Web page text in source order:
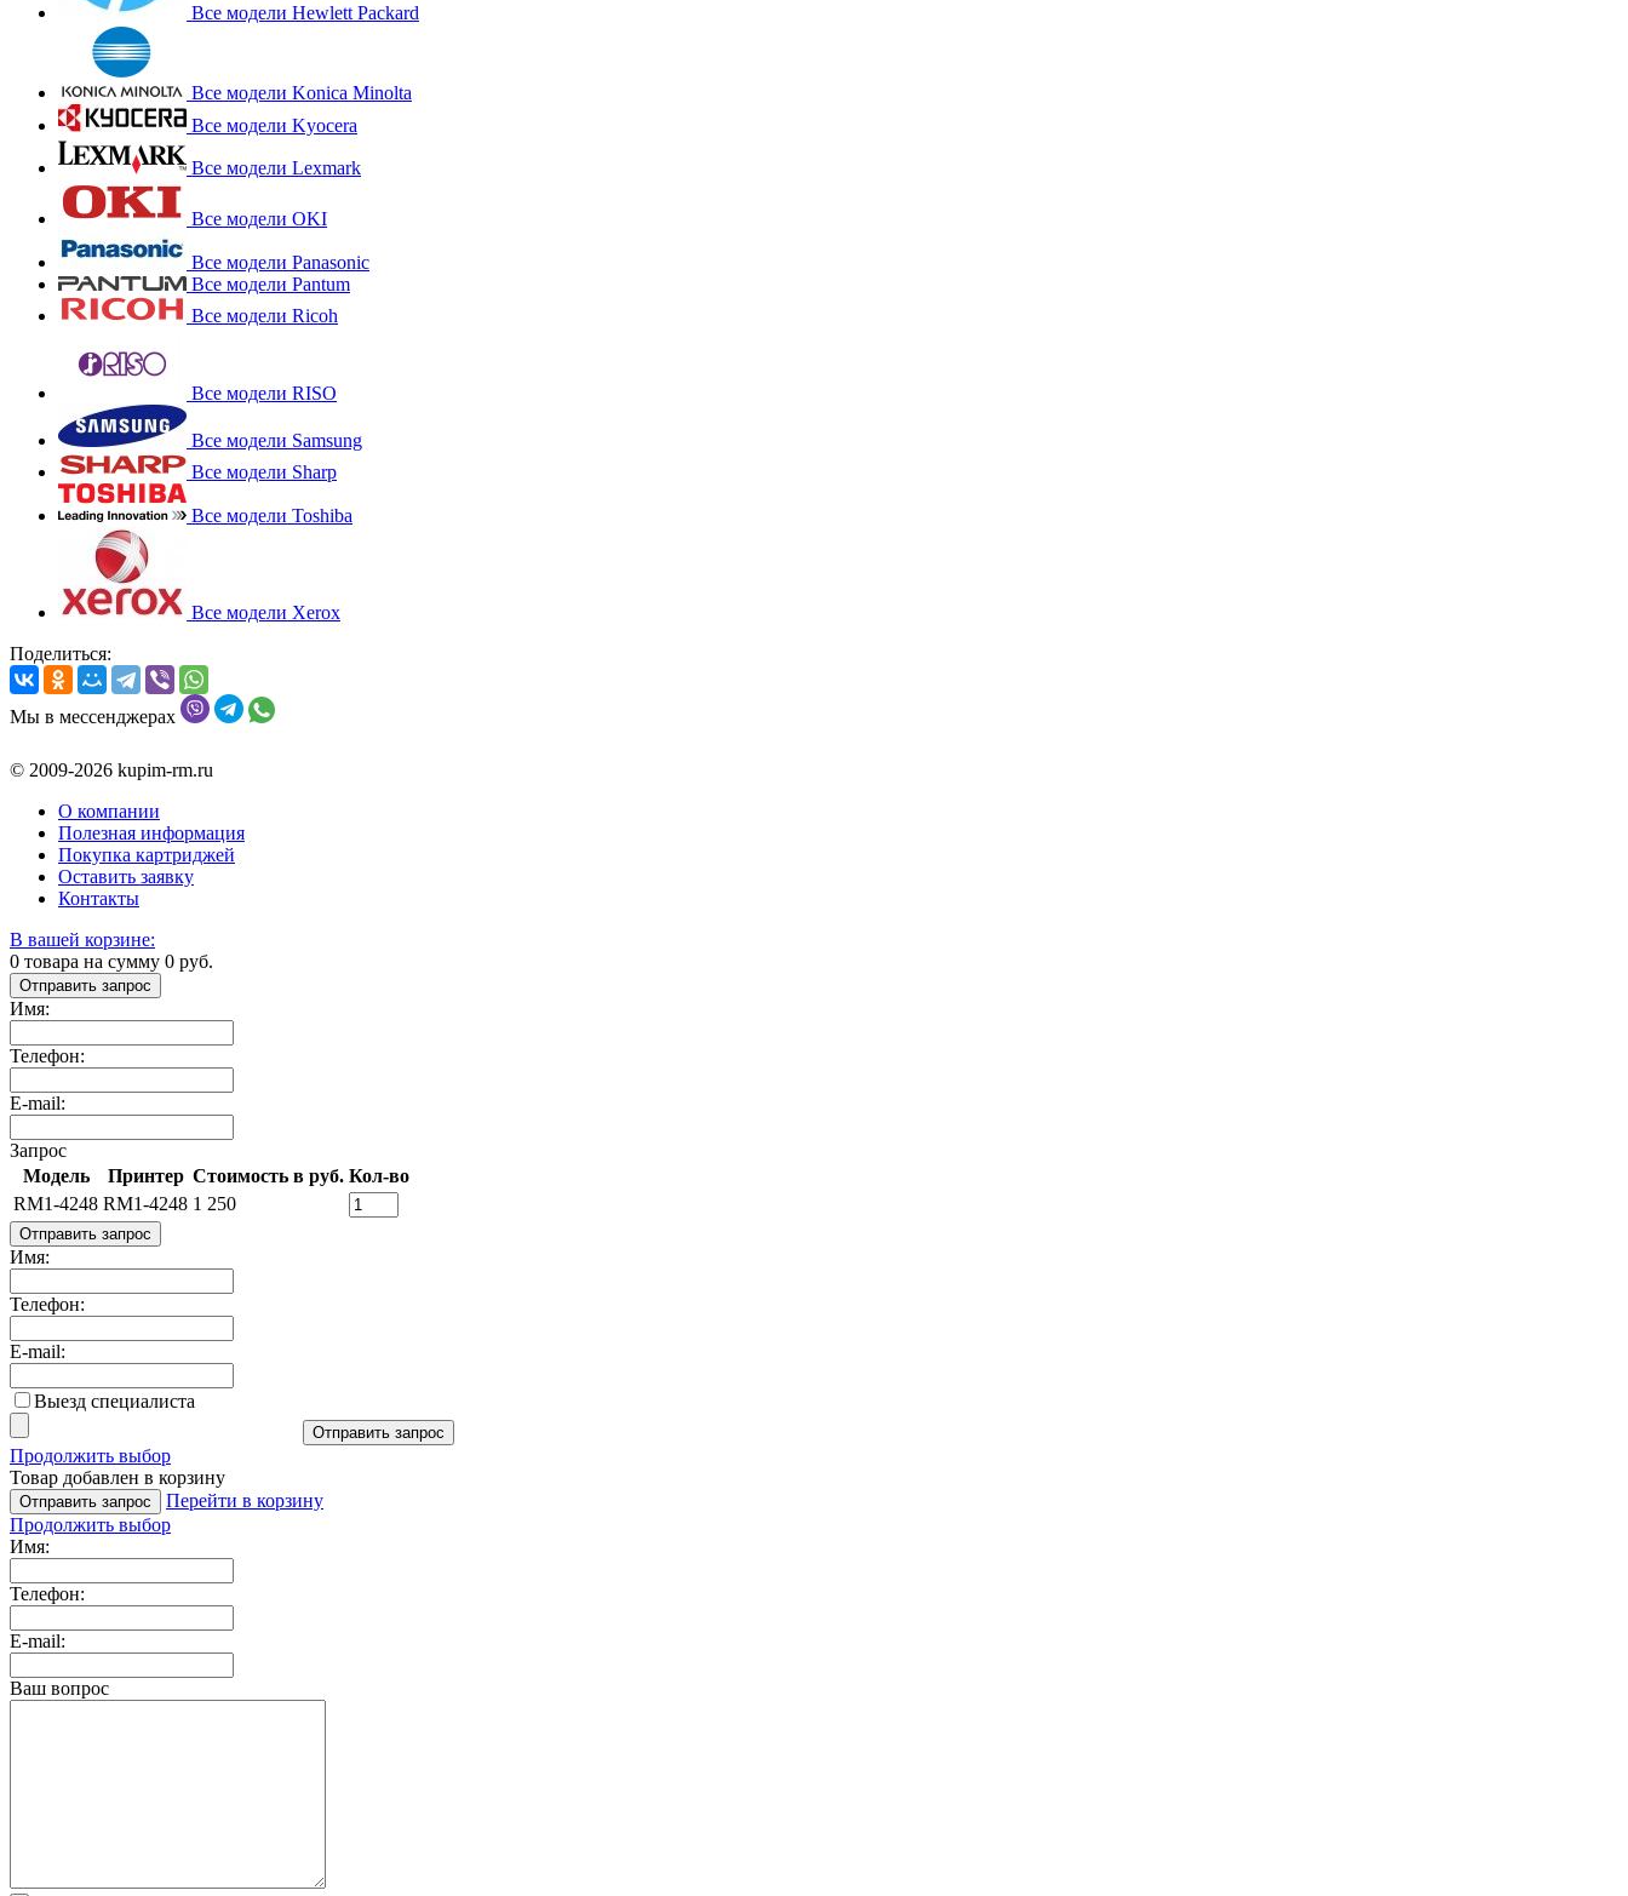
Все модели Hewlett Packard
Все модели Konica Minolta
Все модели Kyocera
Все модели Lexmark
Все модели OKI
Все модели Panasonic
Все модели Pantum
Все модели Ricoh
Все модели RISO
Все модели Samsung
Все модели Sharp
Все модели Toshiba
Все модели Xerox
Поделиться:
Мы в мессенджерах
© 2009-2026 kupim-rm.ru
О компании
Полезная информация
Покупка картриджей
Оставить заявку
Контакты
В вашей корзине:
0 товара на сумму 0 руб.
Отправить запрос
Имя:
Телефон:
E-mail:
Запрос
Модель
Принтер Стоимость в руб. Кол-во
RM1-4248 RM1-4248 1 250
Отправить запрос
Имя:
Телефон:
E-mail:
Выезд специалиста
Отправить запрос
Продолжить выбор
Товар добавлен в корзину
Отправить запрос
Перейти в корзину
Продолжить выбор
Имя:
Телефон:
E-mail:
Ваш вопрос